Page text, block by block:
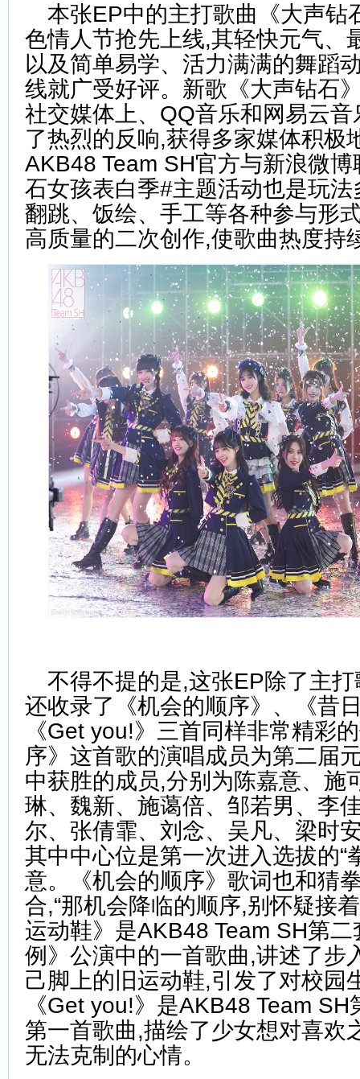
本张EP中的主打歌曲《大声钻
色情人节抢先上线,其轻快元气、
以及简单易学、活力满满的舞蹈
线就广受好评。新歌《大声钻石
社交媒体上、QQ音乐和网易云
了热烈的反响,获得多家媒体积极
AKB48 Team SH官方与新浪微
石女孩表白季#主题活动也是玩
翻跳、饭绘、手工等各种参与形
高质量的二次创作,使歌曲热度持
不得不提的是,这张EP除了主
还收录了《机会的顺序》、《昔
《Get you!》三首同样非常精彩
序》这首歌的演唱成员为第二届
中获胜的成员,分别为陈嘉意、施
琳、魏新、施蔼倍、邹若男、李
尔、张倩霏、刘念、吴凡、梁时
其中中心位是第一次进入选拔的“
意。《机会的顺序》歌词也和猜
合,“那机会降临的顺序,别怀疑接
运动鞋》是AKB48 Team SH第
例》公演中的一首歌曲,讲述了步
己脚上的旧运动鞋,引发了对校园
《Get you!》是AKB48 Team
第一首歌曲,描绘了少女想对喜欢
无法克制的心情。